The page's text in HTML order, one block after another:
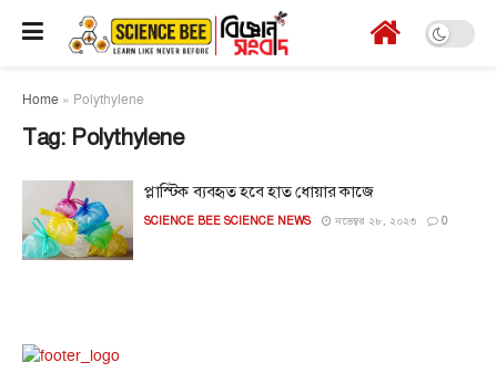
Home » Polythylene
Tag: Polythylene
প্লাস্টিক ব্যবহৃত হবে হাত ধোয়ার কাজে
SCIENCE BEE SCIENCE NEWS নভেম্বর ২৮, ২০২৩ 0